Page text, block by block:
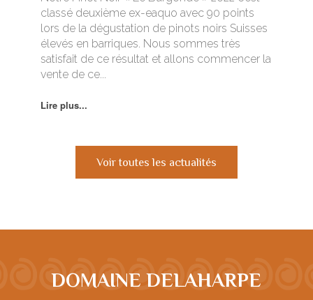
classé deuxième ex-eaquo avec 90 points
lors de la dégustation de pinots noirs Suisses
élevés en barriques. Nous sommes très
satisfait de ce résultat et allons commencer la
vente de ce...
Lire plus...
Voir toutes les actualités
DOMAINE DELAHARPE